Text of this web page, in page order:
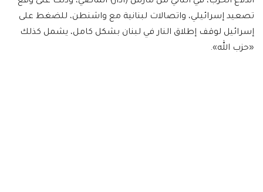
تصعيد إسرائيلي، واتصالات لبنانية مع واشنطن، للضغط على
إسرائيل لوقف إطلاق النار في لبنان بشكل كامل، يشمل كذلك
«حزب الله».